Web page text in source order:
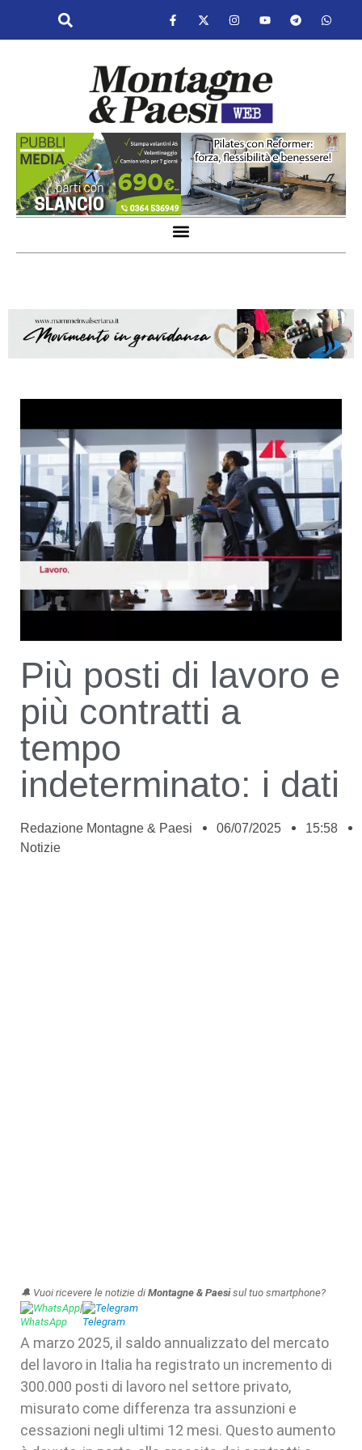
Più posti di lavoro e
più contratti a
tempo
indeterminato: i dati
Redazione Montagne & Paesi 06/07/2025
15:58
Notizie
🔔 Vuoi ricevere le notizie di Montagne & Paesisul tuo smartphone?
WhatsApp| Telegram
A marzo 2025, il saldo annualizzato del mercato
del lavoro in Italia ha registrato un incremento di
300.000 posti di lavoro nel settore privato,
misurato come differenza tra assunzioni e
cessazioni negli ultimi 12 mesi. Questo aumento